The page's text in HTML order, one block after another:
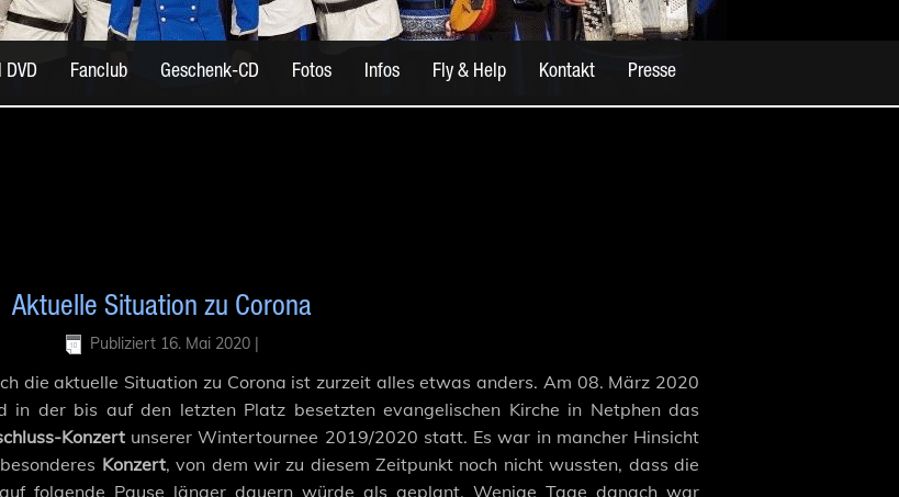
DVD Fanclub Geschenk-CD Fotos Infos Fly & Help Kontakt Presse
Aktuelle Situation zu Corona
Publiziert 16. Mai 2020 |
die aktuelle Situation zu Corona ist zurzeit alles etwas anders. Am 08. März 2020
in der bis auf den letzten Platz besetzten evangelischen Kirche in Netphen das
Konzert unserer Wintertournee 2019/2020 statt. Es war in mancher Hinsicht
Konzert, von dem wir zu diesem Zeitpunkt noch nicht wussten, dass die
folgende Pause länger dauern würde als geplant. Wenige Tage danach war